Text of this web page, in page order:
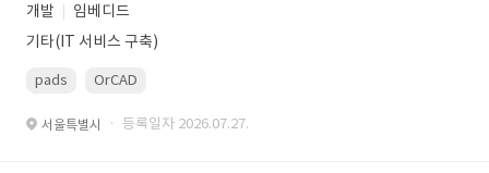
개발
임베디드
기타(IT 서비스 구축)
pads OrCAD
서울특별시 · 등록일자 2026.07.27.